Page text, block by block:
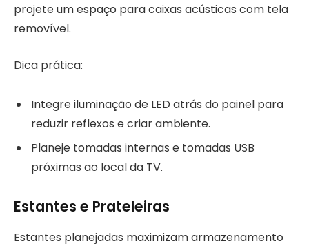
projete um espaço para caixas acústicas com tela
removível.
Dica prática:
Integre iluminação de LED atrás do painel para
reduzir reflexos e criar ambiente.
Planeje tomadas internas e tomadas USB
próximas ao local da TV.
Estantes e Prateleiras
Estantes planejadas maximizam armazenamento